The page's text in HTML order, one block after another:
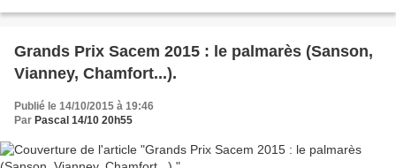
Grands Prix Sacem 2015 : le palmarès (Sanson,
Vianney, Chamfort...).
Publié le 14/10/2015 à 19:46
Par Pascal 14/10 20h55